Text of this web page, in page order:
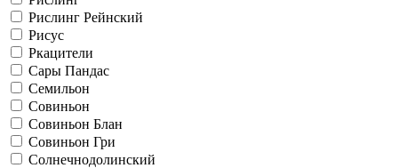
Рислинг Рейнский
Рисус
Ркацители
Сары Пандас
Семильон
Совиньон
Совиньон Блан
Совиньон Гри
Солнечнодолинский